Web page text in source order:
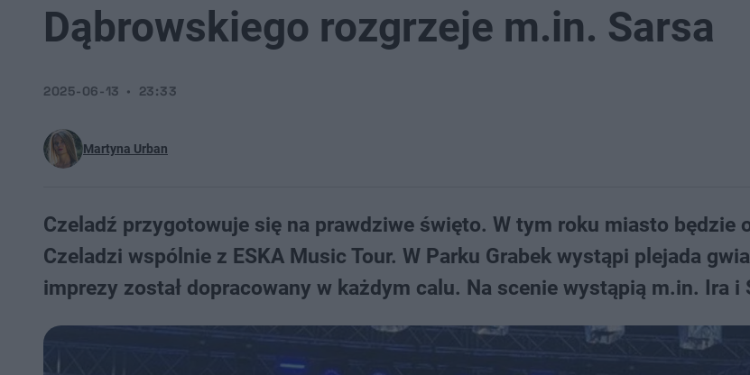
Dąbrowskiego rozgrzeje m.in. Sarsa
Martyna Urban
2025-06-13 23:33
Czeladź przygotowuje się na prawdziwe święto. W tym roku miasto będzie
Czeladzi wspólnie z ESKA Music Tour. W Parku Grabek wystąpi plejada
imprezy został dopracowany w każdym calu. Na scenie wystąpią m.in. Ira i